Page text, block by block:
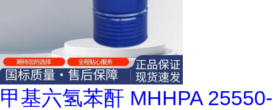
甲基六氢苯酐 MHHPA 25550-